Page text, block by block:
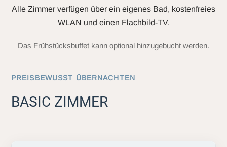
Alle Zimmer verfügen über ein eigenes Bad, kostenfreies
WLAN und einen Flachbild-TV.
Das Frühstücksbuffet kann optional hinzugebucht werden.
PREISBEWUSST ÜBERNACHTEN
BASIC ZIMMER